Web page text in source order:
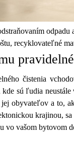
recyklovateľné
čistenia
sú ľudia
obyvateľov a to,
krajinou,
vo vašom bytovom